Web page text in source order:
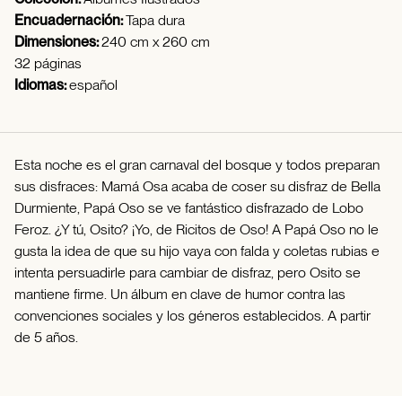
Encuadernación:Tapa dura
Dimensiones:240 cm x 260 cm
32 páginas
Idiomas:español
Esta noche es el gran carnaval del bosque y todos preparan
sus disfraces: Mamá Osa acaba de coser su disfraz de Bella
Durmiente, Papá Oso se ve fantástico disfrazado de Lobo
Feroz. ¿Y tú, Osito? ¡Yo, de Ricitos de Oso! A Papá Oso no le
gusta la idea de que su hijo vaya con falda y coletas rubias e
intenta persuadirle para cambiar de disfraz, pero Osito se
mantiene firme. Un álbum en clave de humor contra las
convenciones sociales y los géneros establecidos. A partir
de 5 años.